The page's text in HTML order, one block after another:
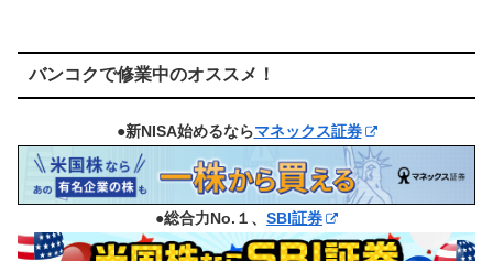
バンコクで修業中のオススメ！
●新NISA始めるならマネックス証券
●総合力No.１、 SBI証券